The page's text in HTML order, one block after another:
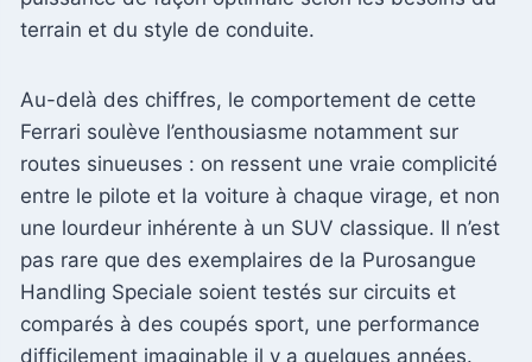
terrain et du style de conduite.
Au-delà des chiffres, le comportement de cette
Ferrari soulève l’enthousiasme notamment sur
routes sinueuses : on ressent une vraie complicité
entre le pilote et la voiture à chaque virage, et non
une lourdeur inhérente à un SUV classique. Il n’est
pas rare que des exemplaires de la Purosangue
Handling Speciale soient testés sur circuits et
comparés à des coupés sport, une performance
difficilement imaginable il y a quelques années.